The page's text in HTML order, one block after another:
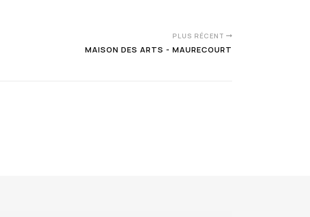
PLUS RÉCENT
MAISON DES ARTS - MAURECOURT